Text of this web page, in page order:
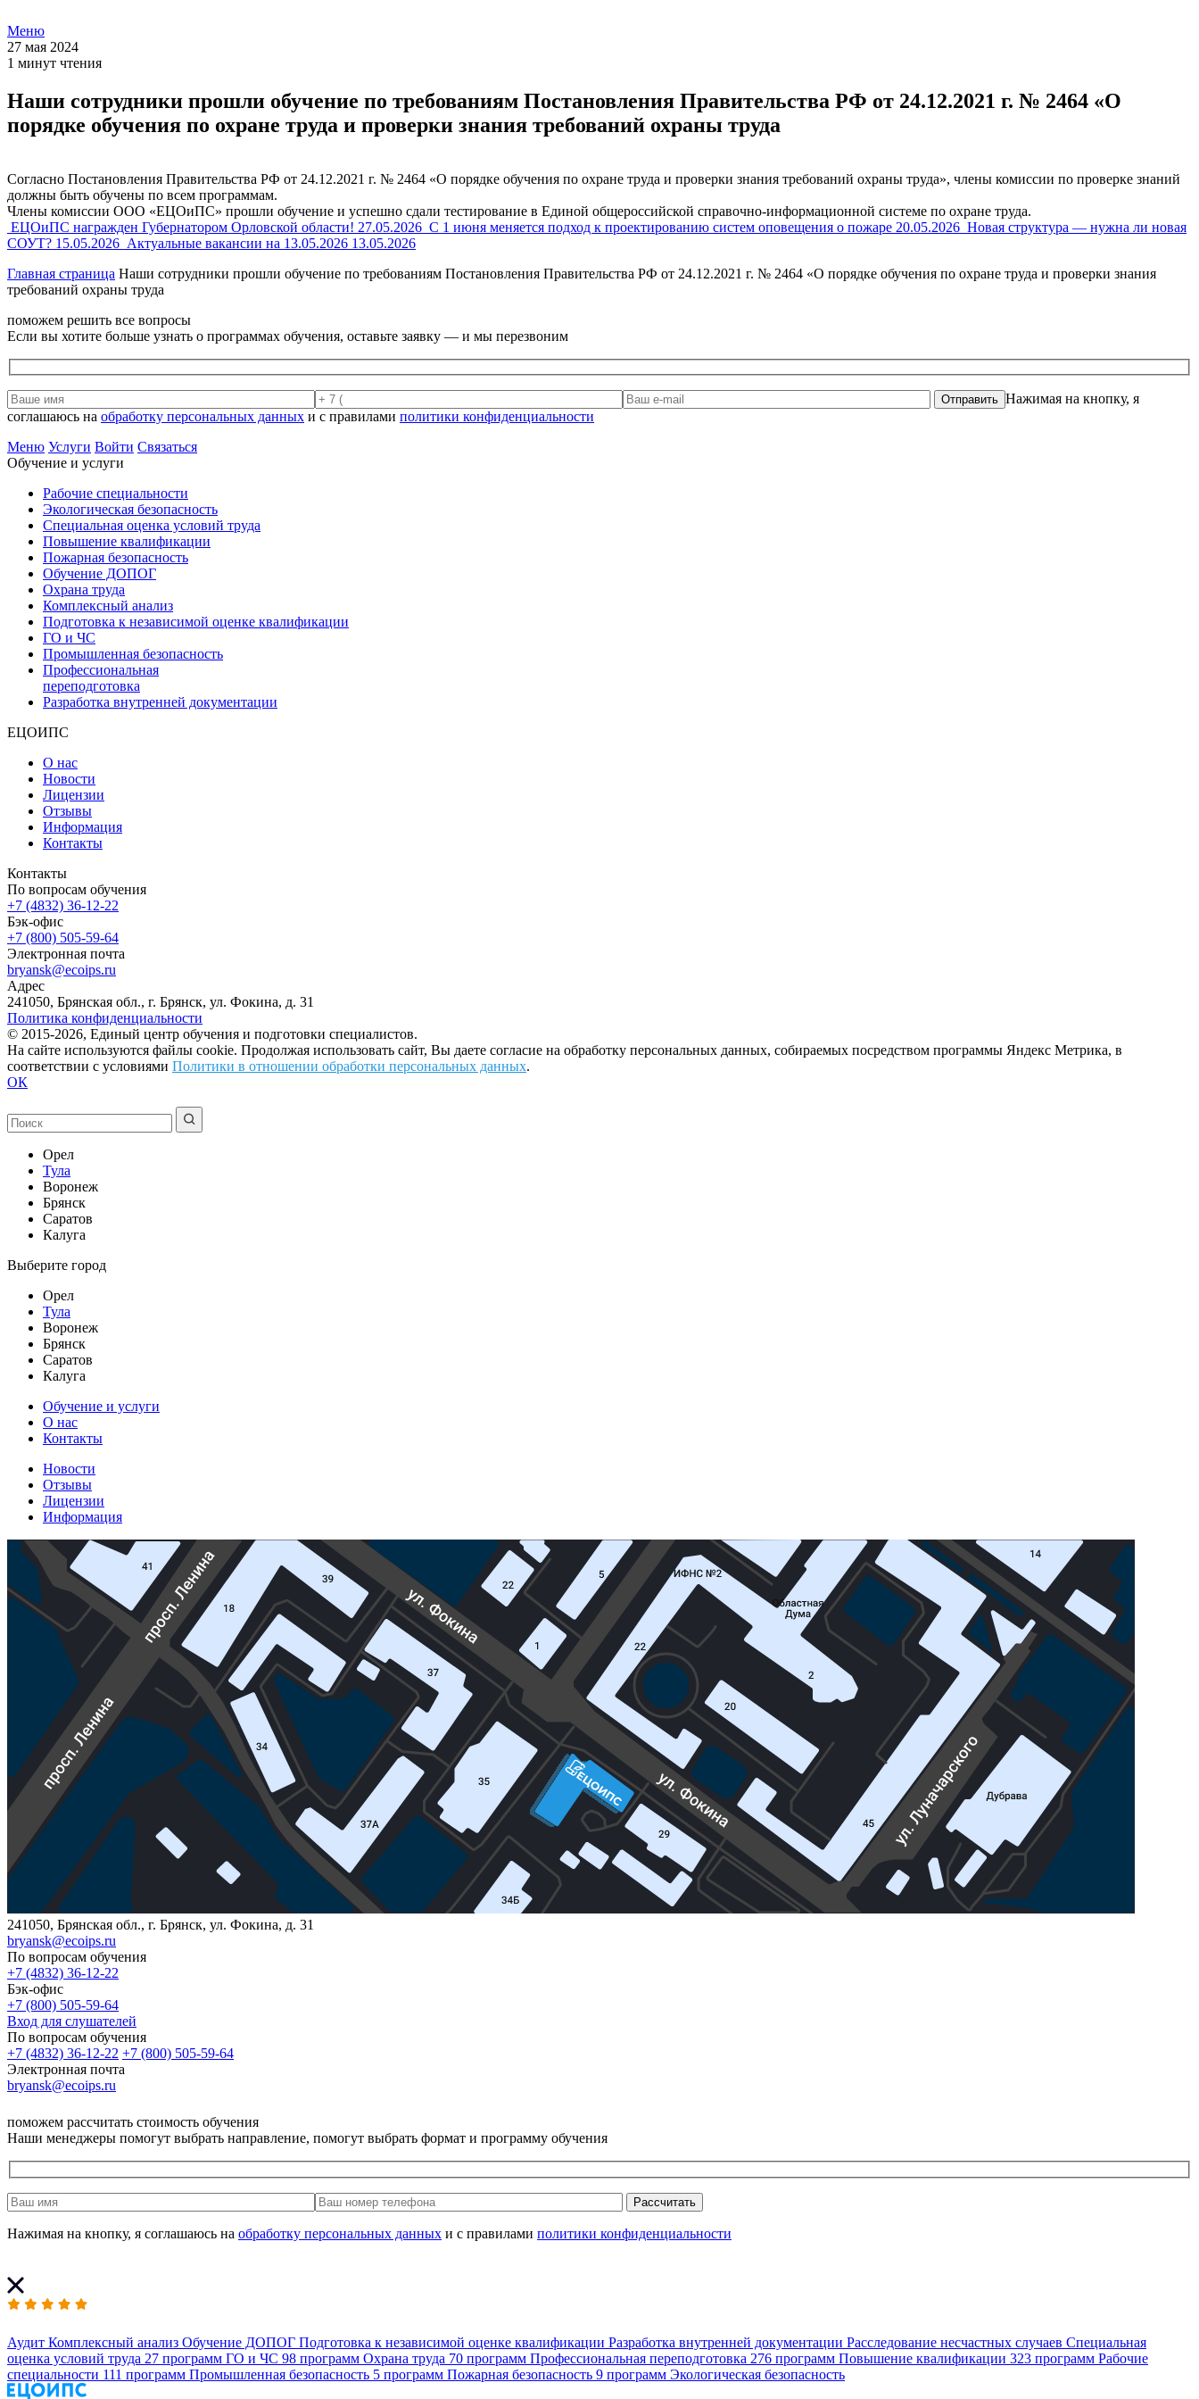
Меню
27 мая 2024
1 минут чтения
Наши сотрудники прошли обучение по требованиям Постановления Правительства РФ от 24.12.2021 г. № 2464 «О
порядке обучения по охране труда и проверки знания требований охраны труда
Согласно Постановления Правительства РФ от 24.12.2021 г. № 2464 «О порядке обучения по охране труда и проверки знания требований охраны труда», члены комиссии по проверке знаний
должны быть обучены по всем программам.
Члены комиссии ООО «ЕЦОиПС» прошли обучение и успешно сдали тестирование в Единой общероссийской справочно-информационной системе по охране труда.
ЕЦОиПС награжден Губернатором Орловской области! 27.05.2026 С 1 июня меняется подход к проектированию систем оповещения о пожаре 20.05.2026 Новая структура — нужна ли новая
СОУТ? 15.05.2026 Актуальные вакансии на 13.05.2026 13.05.2026
Главная страница Наши сотрудники прошли обучение по требованиям Постановления Правительства РФ от 24.12.2021 г. № 2464 «О порядке обучения по охране труда и проверки знания
требований охраны труда
поможем решить все вопросы
Если вы хотите больше узнать о программах обучения, оставьте заявку — и мы перезвоним
Отправить Нажимая на кнопку, я
соглашаюсь на обработку персональных данных и с правилами политики конфиденциальности
Меню Услуги Войти Связаться
Обучение и услуги
Рабочие специальности
Экологическая безопасность
Специальная оценка условий труда
Повышение квалификации
Пожарная безопасность
Обучение ДОПОГ
Охрана труда
Комплексный анализ
Подготовка к независимой оценке квалификации
ГО и ЧС
Промышленная безопасность
Профессиональная
переподготовка
Разработка внутренней документации
ЕЦОИПС
О нас
Новости
Лицензии
Отзывы
Информация
Контакты
Контакты
По вопросам обучения
+7 (4832) 36-12-22
Бэк-офис
+7 (800) 505-59-64
Электронная почта
bryansk@ecoips.ru
Адрес
241050, Брянская обл., г. Брянск, ул. Фокина, д. 31
Политика конфиденциальности
© 2015-2026, Единый центр обучения и подготовки специалистов.
На сайте используются файлы cookie. Продолжая использовать сайт, Вы даете согласие на обработку персональных данных, собираемых посредством программы Яндекс Метрика, в
соответствии с условиями Политики в отношении обработки персональных данных.
ОК
Орел
Тула
Воронеж
Брянск
Саратов
Калуга
Выберите город
Орел
Тула
Воронеж
Брянск
Саратов
Калуга
Обучение и услуги
О нас
Контакты
Новости
Отзывы
Лицензии
Информация
241050, Брянская обл., г. Брянск, ул. Фокина, д. 31
bryansk@ecoips.ru
По вопросам обучения
+7 (4832) 36-12-22
Бэк-офис
+7 (800) 505-59-64
Вход для слушателей
По вопросам обучения
+7 (4832) 36-12-22 +7 (800) 505-59-64
Электронная почта
bryansk@ecoips.ru
поможем рассчитать стоимость обучения
Наши менеджеры помогут выбрать направление, помогут выбрать формат и программу обучения
Рассчитать
Нажимая на кнопку, я соглашаюсь на обработку персональных данных и с правилами политики конфиденциальности
Аудит Комплексный анализ Обучение ДОПОГ Подготовка к независимой оценке квалификации Разработка внутренней документации Расследование несчастных случаев Специальная
оценка условий труда 27 программ ГО и ЧС 98 программ Охрана труда 70 программ Профессиональная переподготовка 276 программ Повышение квалификации 323 программ Рабочие
специальности 111 программ Промышленная безопасность 5 программ Пожарная безопасность 9 программ Экологическая безопасность